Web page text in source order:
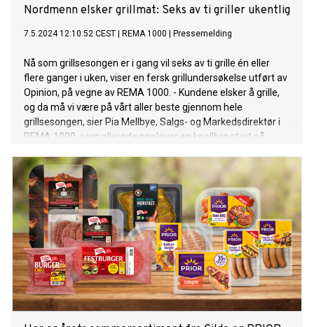
Nordmenn elsker grillmat: Seks av ti griller ukentlig
7.5.2024 12:10:52 CEST REMA 1000 Pressemelding
Nå som grillsesongen er i gang vil seks av ti grille én eller
flere ganger i uken, viser en fersk grillundersøkelse utført av
Opinion, på vegne av REMA 1000. - Kundene elsker å grille,
og da må vi være på vårt aller beste gjennom hele
grillsesongen, sier Pia Mellbye, Salgs- og Markedsdirektør i
REMA 1000, som allerede opplever en knallbra start på